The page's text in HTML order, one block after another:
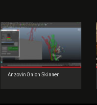
Anzovin Onion Skinner